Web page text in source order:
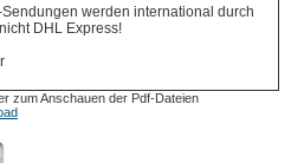
Sendungen werden international durch
DHL Express!
zum Anschauen der Pdf-Dateien